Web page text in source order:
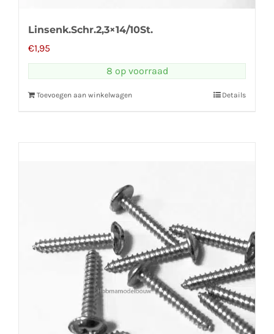
Linsenk.Schr.2,3×14/10St.
€1,95
8 op voorraad
Toevoegen aan winkelwagen Details